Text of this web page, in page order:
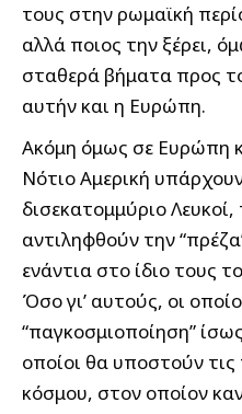
τους στην ρωμαϊκή
αλλά ποιος την ξέρει,
σταθερά βήματα προς
αυτήν και η Ευρώπη.
Ακόμη όμως σε Ευρώπη
Νότιο Αμερική
δισεκατομμύριο
αντιληφθούν την
ενάντια στο ίδιο τους
Όσο γι’ αυτούς, οι
“παγκοσμιοποίηση”
οποίοι θα υποστούν τις
κόσμου, στον οποίον